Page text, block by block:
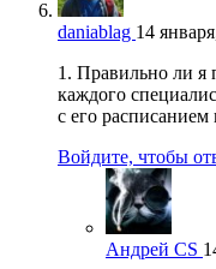
daniablag 14
1. Правильно ли я
каждого
с его расписанием
Войдите, чтобы
Андрей CS